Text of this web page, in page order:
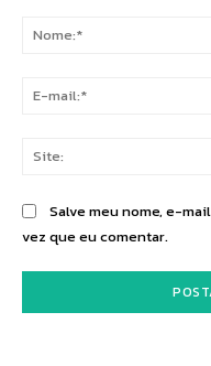
Salve meu nome, e-
vez que eu comentar.